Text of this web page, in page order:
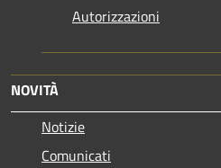
Autorizzazioni
NOVITÀ
Notizie
Comunicati